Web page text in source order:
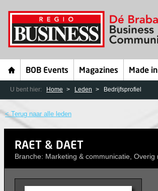
BOB Events Magazines Made
U bent hier: Home Leden Bedrijfsprofiel
< Terug naar alle leden
RAET & DAET
Branche: Marketing & communicatie,